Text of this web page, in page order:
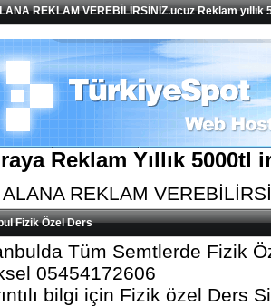
REKLAM VEREBİLİRSİNİZ.ucuz Reklam yıllık
Reklam Yıllık
ALANA REKLAM
Fizik Özel Ders
Tüm Semtlerde Fizik
05454172606
bilgi için Fizik özel Ders